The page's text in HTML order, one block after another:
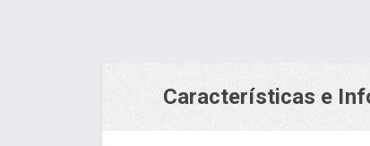
Características e